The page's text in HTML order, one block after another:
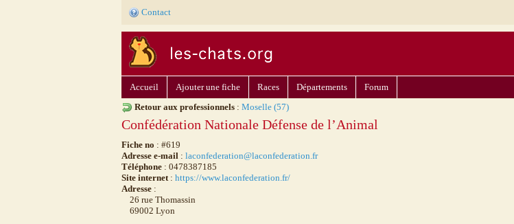
Contact
Accueil Ajouter une fiche Races Départements
Forum
Retour aux professionnels : Moselle (57)
Confédération Nationale Défense de l’Animal
Fiche no : #619
Adresse e-mail : laconfederation@laconfederation.fr
Téléphone : 0478387185
Site internet: https://www.laconfederation.fr/
Adresse :
26 rue Thomassin
69002 Lyon